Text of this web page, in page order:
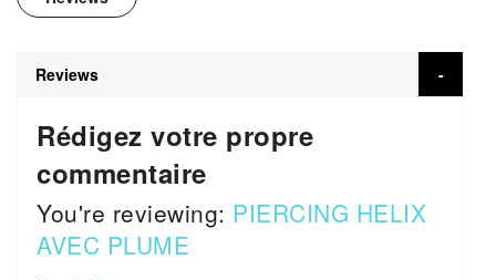
Reviews
Rédigez votre propre
commentaire
You're reviewing: PIERCING HELIX
AVEC PLUME